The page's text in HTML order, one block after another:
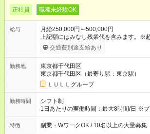
正社員 職種未経験OK
給与
月給250,000円～500,000円
上記額にはみなし残業代を含みます。※
ます。 みなし残業代 21,675円／月 みな
万円～＋業績賞与＋交通費＋各種手当 ※
万6，610円分）を含む。超過分は追加支
キルを考慮し初任給を決定。経験者の方
す！ ◎昇給年1回（研修終了後） ◎賞与年2回（2月・8月）＋業
績賞与あり ◤スキルアップも、収入アップも。◢ 入社後の成長
や頑張りは、しっかり給与で還元してい
上アップした社員も。 エンジニアへの還元率は業界高水準の
87％。 スキルを磨いた分だけ、収入アッ
交通費別途支給あり
勤務地
東京都千代田区
東京都千代田区（最寄り駅：東京駅）
ＬＵＬＬグループ
勤務時間
シフト制
1日あたりの実働時間：最大8時間/日 ※
間は異なります 【シフト例】 ・10時00分～19時00分 ・9時00
分～18時00分 平均残業時間：月10時間以
特徴 副業・WワークOK / 10名以上の大量募集